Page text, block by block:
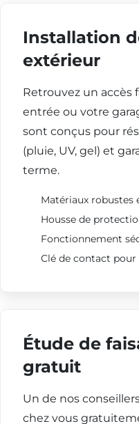
Installation
extérieur
Retrouvez un accès
entrée ou votre
sont conçus pour
(pluie, UV, gel) et
terme.
Matériaux robustes
Housse de
Fonctionnement
Clé de contact
Étude de
gratuit
Un de nos
chez vous